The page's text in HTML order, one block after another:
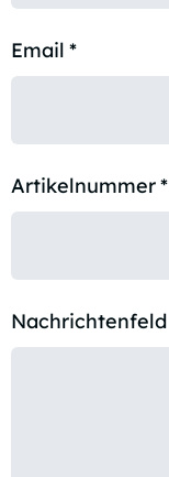
Email *
Artikelnummer*
Nachrichtenfeld